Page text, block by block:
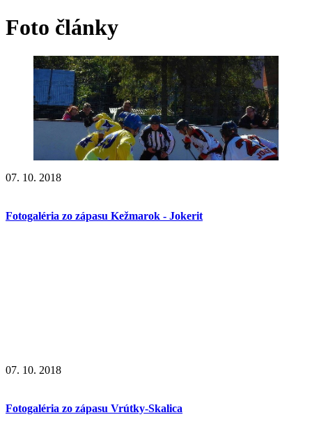
Foto články
07. 10. 2018
Fotogaléria zo zápasu Kežmarok - Jokerit
07. 10. 2018
Fotogaléria zo zápasu Vrútky-Skalica